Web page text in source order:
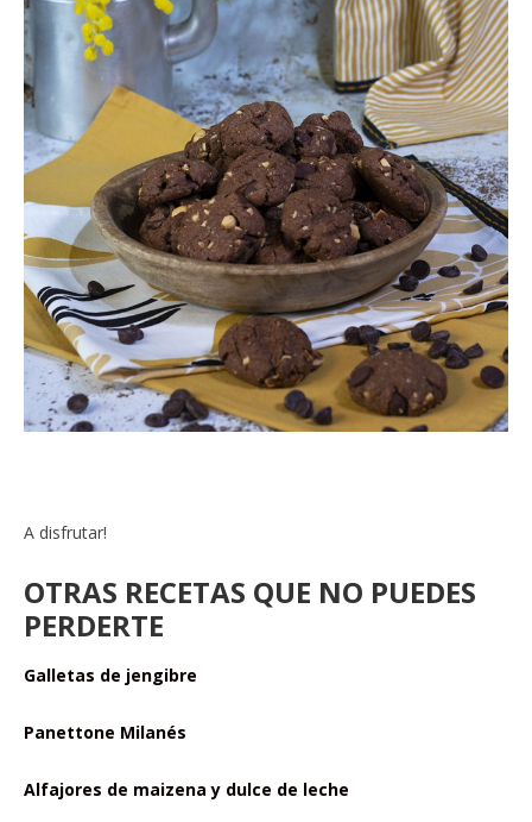
A disfrutar!
OTRAS RECETAS QUE NO PUEDES
PERDERTE
Galletas de jengibre
Panettone Milanés
Alfajores de maizena y dulce de leche